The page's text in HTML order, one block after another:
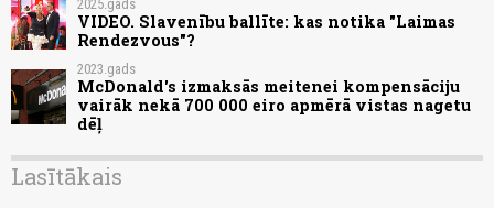
2025.gads
VIDEO. Slavenību ballīte: kas notika "Laimas
Rendezvous"?
2023.gads
McDonald's izmaksās meitenei kompensāciju
vairāk nekā 700 000 eiro apmērā vistas nagetu
dēļ
Lasītākais